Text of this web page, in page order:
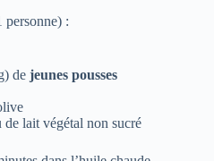
personne) :
de jeunes pousses
de lait végétal non sucré